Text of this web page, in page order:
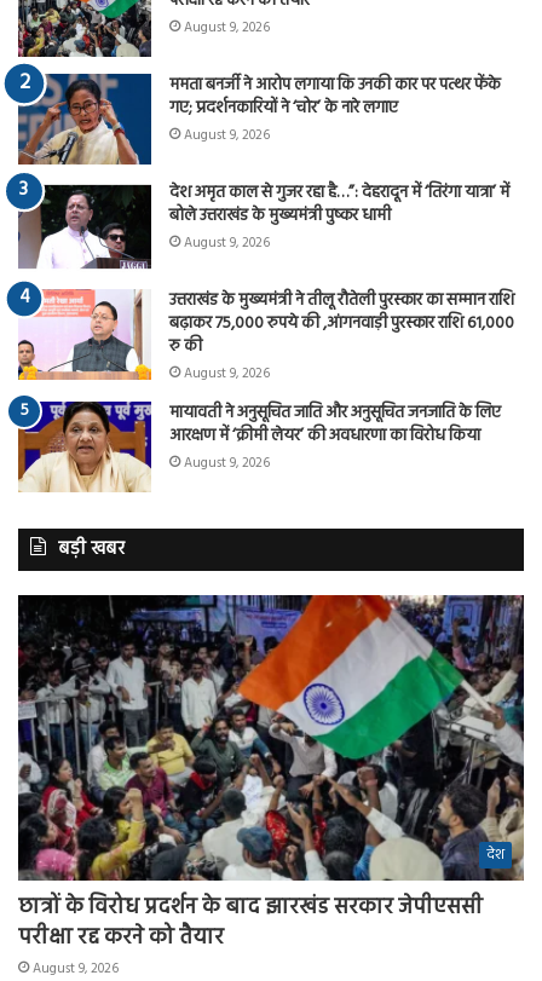
August 9, 2026
ममता बनर्जी ने आरोप लगाया कि उनकी कार पर पत्थर फेंके
गए; प्रदर्शनकारियों ने ‘चोर’ के नारे लगाए
August 9, 2026
देश अमृत काल से गुजर रहा है…”: देहरादून में ‘तिरंगा यात्रा’ में
बोले उत्तराखंड के मुख्यमंत्री पुष्कर धामी
August 9, 2026
उत्तराखंड के मुख्यमंत्री ने तीलू रौतेली पुरस्कार का सम्मान राशि
बढ़ाकर 75,000 रुपये की ,आंगनवाड़ी पुरस्कार राशि 61,000
रु की
August 9, 2026
मायावती ने अनुसूचित जाति और अनुसूचित जनजाति के लिए
आरक्षण में ‘क्रीमी लेयर’ की अवधारणा का विरोध किया
August 9, 2026
बड़ी खबर
देश
छात्रों के विरोध प्रदर्शन के बाद झारखंड सरकार जेपीएससी
परीक्षा रद्द करने को तैयार
August 9, 2026